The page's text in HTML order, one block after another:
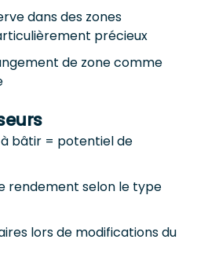
dans des zones
précieux
de zone comme
à bâtir = potentiel de
rendement selon le type
lors de modifications du